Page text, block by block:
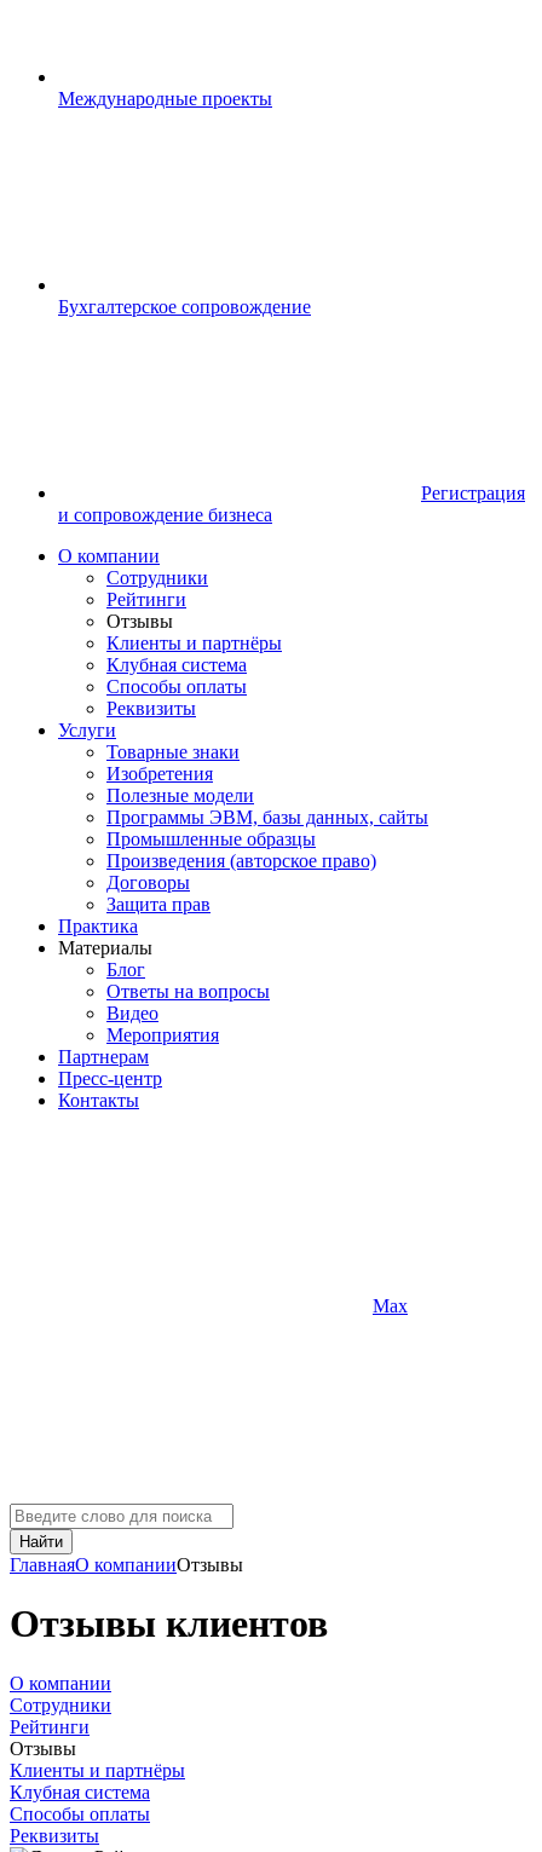
Международные проекты
Бухгалтерское сопровождение
Регистрация
и сопровождение бизнеса
О компании
Сотрудники
Рейтинги
Отзывы
Клиенты и партнёры
Клубная система
Способы оплаты
Реквизиты
Услуги
Товарные знаки
Изобретения
Полезные модели
Программы ЭВМ, базы данных, сайты
Промышленные образцы
Произведения (авторское право)
Договоры
Защита прав
Практика
Материалы
Блог
Ответы на вопросы
Видео
Мероприятия
Партнерам
Пресс-центр
Контакты
Max
Найти
ГлавнаяО компанииОтзывы
Отзывы клиентов
О компании
Сотрудники
Рейтинги
Отзывы
Клиенты и партнёры
Клубная система
Способы оплаты
Реквизиты